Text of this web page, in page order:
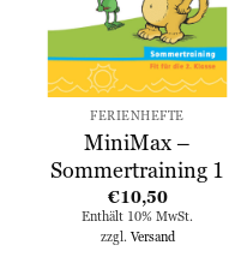
FERIENHEFTE
MiniMax –
Sommertraining 1
€10,50
Enthält 10% MwSt.
zzgl. Versand